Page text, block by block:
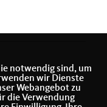
notwendig sind, um
wir Dienste
Webangebot zu
die Verwendung